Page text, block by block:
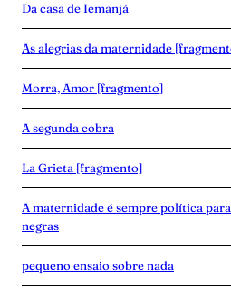
Da casa de Iemanjá
As alegrias da maternidade
Morra, Amor [fragmento]
A segunda cobra
La Grieta [fragmento]
A maternidade é sempre política
negras
pequeno ensaio sobre nada